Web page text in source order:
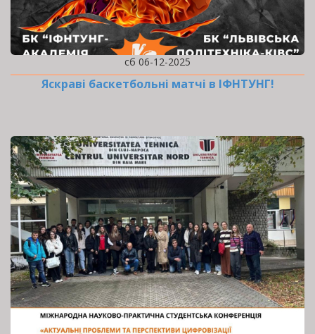
сб 06-12-2025
Яскраві баскетбольні матчі в ІФНТУНГ!